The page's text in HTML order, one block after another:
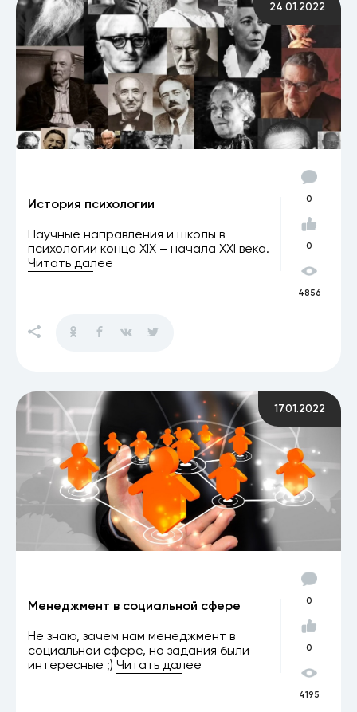
24.01.2022
История психологии
Научные направления и школы в
психологии конца XIX – начала XXI века.
Читать далее
0
0
4856
17.01.2022
Менеджмент в социальной сфере
Не знаю, зачем нам менеджмент в
социальной сфере, но задания были
интересные ;) Читать далее
0
0
4195